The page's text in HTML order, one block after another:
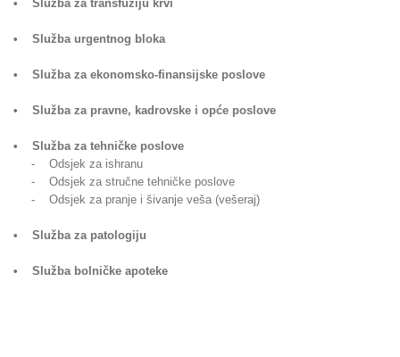
• Služba za transfuziju krvi
• Služba urgentnog bloka
• Služba za ekonomsko-finansijske poslove
• Služba za pravne, kadrovske i opće poslove
• Služba za tehničke poslove
- Odsjek za ishranu
- Odsjek za stručne tehničke poslove
- Odsjek za pranje i šivanje veša (vešeraj)
• Služba za patologiju
• Služba bolničke apoteke